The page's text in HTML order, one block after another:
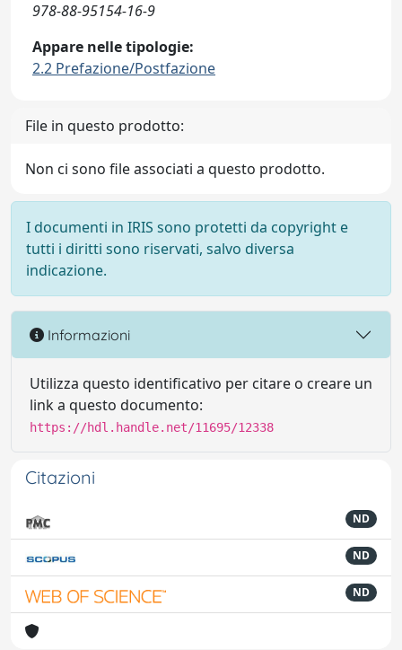
978-88-95154-16-9
Appare nelle tipologie:
2.2 Prefazione/Postfazione
File in questo prodotto:
Non ci sono file associati a questo prodotto.
I documenti in IRIS sono protetti da copyright e
tutti i diritti sono riservati, salvo diversa
indicazione.
Informazioni
Utilizza questo identificativo per citare o creare un
link a questo documento:
https://hdl.handle.net/11695/12338
Citazioni
ND
ND
ND